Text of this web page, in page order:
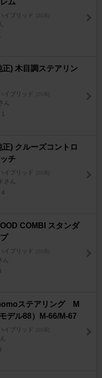
ム
イブリッド [20系]
正) 木目調ステアリン
イブリッド [20系]
ん
1
正) クルーズコントロ
チ
イブリッド [20系]
さん
4
COMBI スタンダ
イブリッド [20系]
ん
ステアリング M
デル88）M-66/M-67
イブリッド [20系]